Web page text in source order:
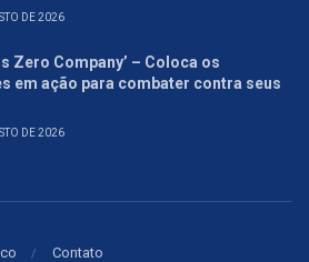
DE 2026
Zero Company’ – Coloca os
em ação para combater contra seus
DE 2026
Contato